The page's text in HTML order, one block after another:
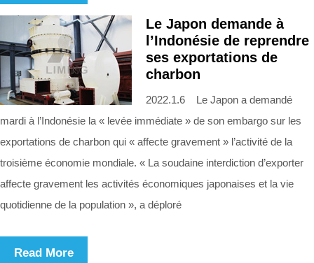
Le Japon demande à
l’Indonésie de reprendre
ses exportations de
charbon
2022.1.6 Le Japon a demandé
mardi à l’Indonésie la « levée immédiate » de son embargo sur les
exportations de charbon qui « affecte gravement » l’activité de la
troisième économie mondiale. « La soudaine interdiction d’exporter
affecte gravement les activités économiques japonaises et la vie
quotidienne de la population », a déploré
Read More